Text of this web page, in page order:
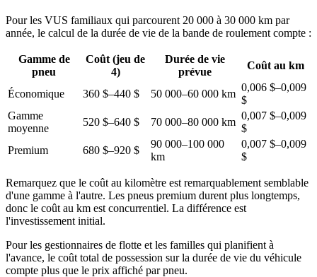
Pour les VUS familiaux qui parcourent 20 000 à 30 000 km par
année, le calcul de la durée de vie de la bande de roulement compte :
Gamme de
pneu
Coût (jeu de
4)
Durée de vie
prévue
Coût au km
Économique 360 $–440 $ 50 000–60 000 km
0,006 $–0,009
$
Gamme
moyenne
520 $–640 $ 70 000–80 000 km
0,007 $–0,009
$
Premium
680 $–920 $
90 000–100 000
km
0,007 $–0,009
$
Remarquez que le coût au kilomètre est remarquablement semblable
d'une gamme à l'autre. Les pneus premium durent plus longtemps,
donc le coût au km est concurrentiel. La différence est
l'investissement initial.
Pour les gestionnaires de flotte et les familles qui planifient à
l'avance, le coût total de possession sur la durée de vie du véhicule
compte plus que le prix affiché par pneu.